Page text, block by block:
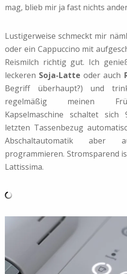
mag, blieb mir ja fast nichts
Lustigerweise schmeckt mir
oder ein Cappuccino mit
Reismilch richtig gut. Ich
leckeren Soja-Latte oder auch
Begriff überhaupt?) und
regelmäßig meinen
Kapselmaschine schaltet
letzten Tassenbezug
Abschaltautomatik aber
programmieren. Stromsparend
Lattissima.